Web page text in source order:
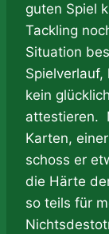
guten Spiel
Tackling
Situation
kein
attestieren.
Karten,
schoss er
die Härte
so teils für